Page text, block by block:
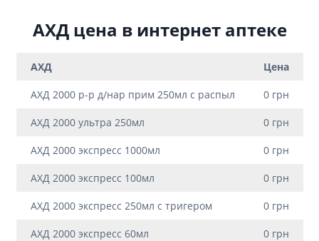
АХД цена в интернет аптеке
АХД Цена
АХД 2000 р-р д/нар прим 250мл с распыл 0 грн
АХД 2000 ультра 250мл 0 грн
АХД 2000 экспресс 1000мл 0 грн
АХД 2000 экспресс 100мл 0 грн
АХД 2000 экспресс 250мл с тригером 0 грн
АХД 2000 экспресс 60мл 0 грн